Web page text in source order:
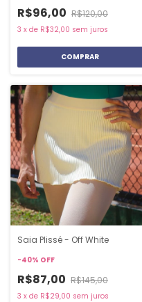
R$96,00 R$120,00
3 x de R$32,00 sem juros
COMPRAR
Saia Plissé - Off White
-40% OFF
R$87,00 R$145,00
3 x de R$29,00 sem juros